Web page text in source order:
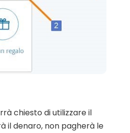
chiesto di utilizzare il
il denaro, non pagherà le